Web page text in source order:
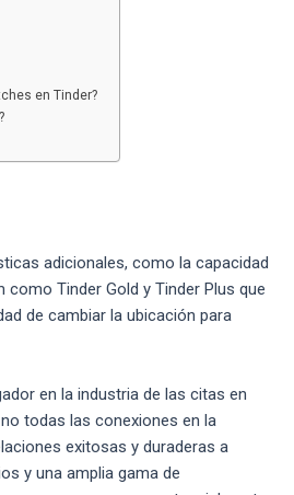
en Tinder?
adicionales, como la capacidad
Tinder Gold y Tinder Plus que
de cambiar la ubicación para
en la industria de las citas en
todas las conexiones en la
exitosas y duraderas a
y una amplia gama de